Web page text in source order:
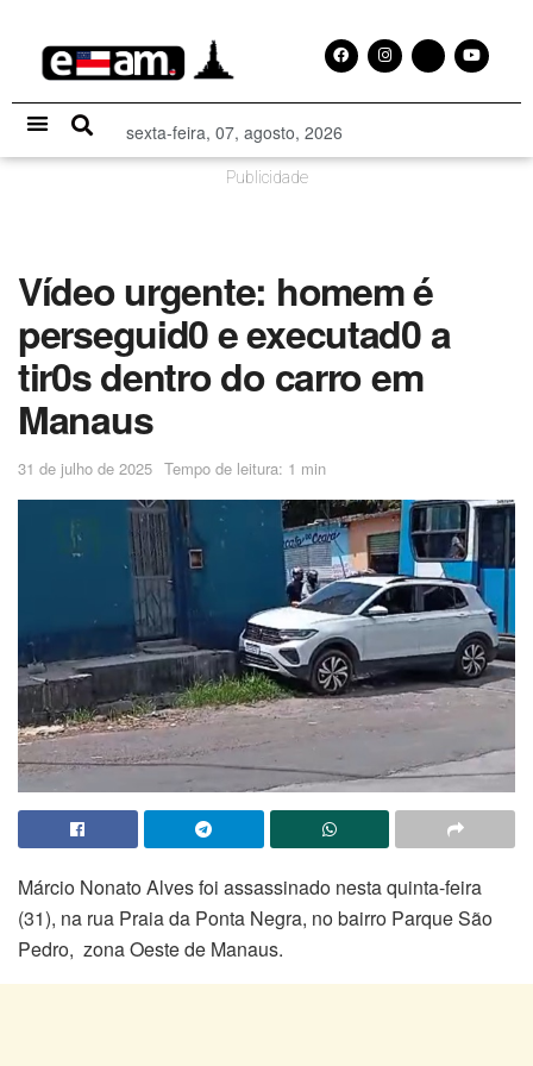
sexta-feira, 07, agosto, 2026
Publicidade
Vídeo urgente: homem é
perseguid0 e executad0 a
tir0s dentro do carro em
Manaus
31 de julho de 2025 Tempo de leitura: 1 min
Márcio Nonato Alves foi assassinado nesta quinta-feira
(31), na rua Praia da Ponta Negra, no bairro Parque São
Pedro, zona Oeste de Manaus.